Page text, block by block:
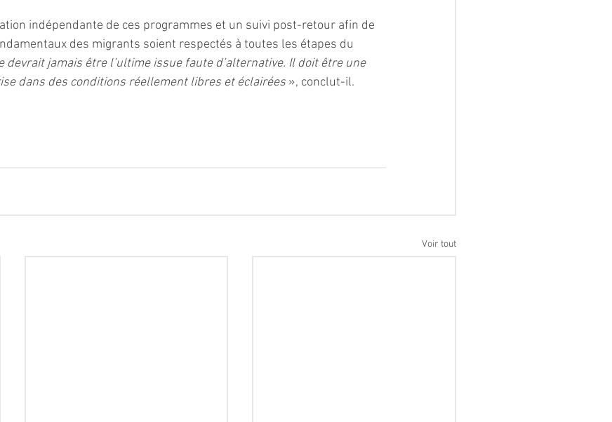
indépendante de ces programmes et un suivi post-retour afin de
des migrants soient respectés à toutes les étapes du
devrait jamais être l’ultime issue faute d’alternative. Il doit être une
dans des conditions réellement libres et éclairées », conclut-il.
Voir tout